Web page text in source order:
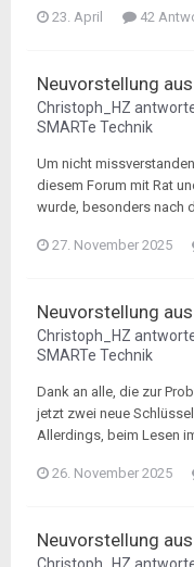
23. April 42
Neuvorstellung
Christoph_HZ
SMARTe Technik
Um nicht
diesem Forum mit Rat
wurde, besonders nach
27. November 2025
Neuvorstellung
Christoph_HZ
SMARTe Technik
Dank an alle, die zur
jetzt zwei neue
Allerdings, beim Lesen
26. November 2025
Neuvorstellung